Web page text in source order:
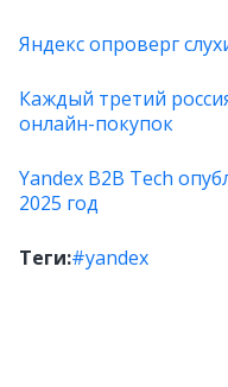
Яндекс опроверг
Каждый третий
онлайн-покупок
Yandex B2B Tech
2025 год
Теги:#yandex